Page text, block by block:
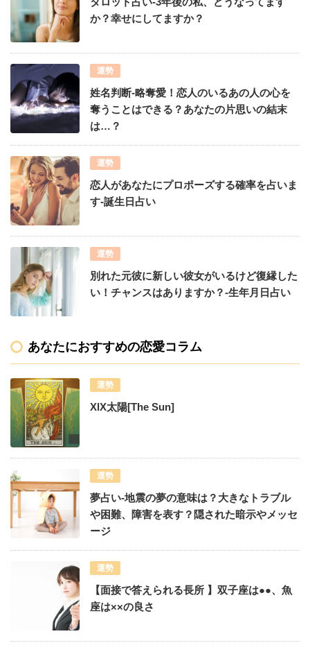
か？幸せにしてますか？
運勢
姓名判断-略奪愛！恋人のいるあの人の心を
奪うことはできる？あなたの片思いの結末
は…？
運勢
恋人があなたにプロポーズする確率を占いま
す-誕生日占い
運勢
別れた元彼に新しい彼女がいるけど復縁した
い！チャンスはありますか？-生年月日占い
あなたにおすすめの恋愛コラム
運勢
XlX太陽[The Sun]
運勢
夢占い-地震の夢の意味は？大きなトラブル
や困難、障害を表す？隠された暗示やメッセ
ージ
運勢
【面接で答えられる長所 】双子座は●●、魚
座は××の良さ